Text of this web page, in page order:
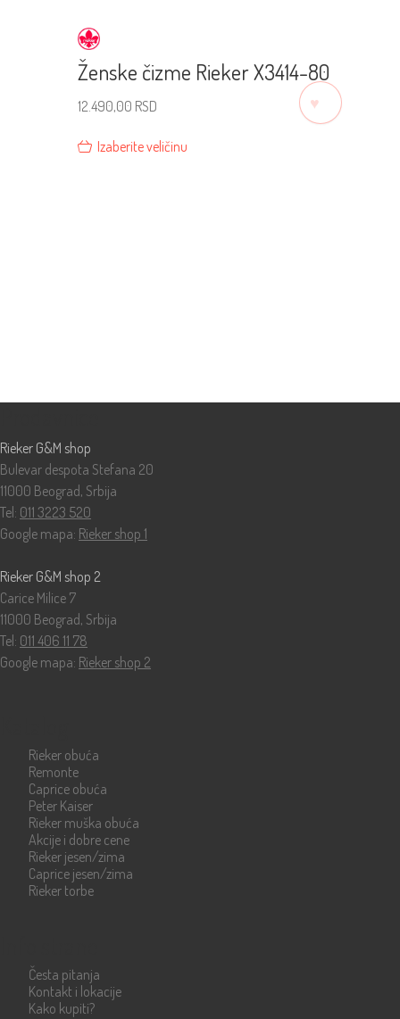
Ženske čizme Rieker X3414-80
12.490,00 RSD
Izaberite veličinu
Rieker G&M shop
Bulevar despota Stefana 20
11000 Beograd, Srbija
Tel: 011 3223 520
Google mapa: Rieker shop 1
Rieker G&M shop 2
Carice Milice 7
11000 Beograd, Srbija
Tel: 011 406 11 78
Google mapa: Rieker shop 2
Rieker obuća
Remonte
Caprice obuća
Peter Kaiser
Rieker muška obuća
Akcije i dobre cene
Rieker jesen/zima
Caprice jesen/zima
Rieker torbe
Česta pitanja
Kontakt i lokacije
Kako kupiti?